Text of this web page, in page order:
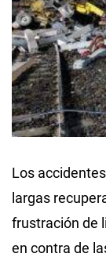
Los
largas
frustración de
en contra de